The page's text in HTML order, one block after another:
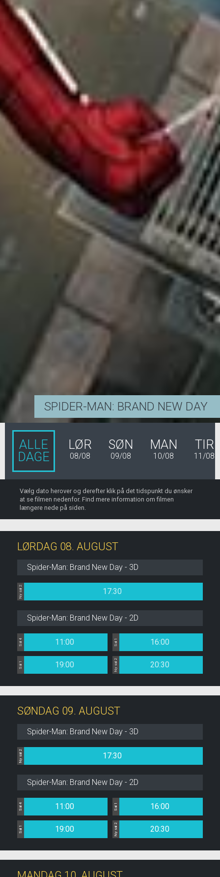
SPIDER-MAN: BRAND NEW DAY
ALLE
DAGE
LØR
08/08
SØN
09/08
MAN
10/08
TIR
11/08
Vælg dato herover og derefter klik på det tidspunkt du ønsker
at se filmen nedenfor. Find mere information om filmen
længere nede på siden.
LØRDAG 08. AUGUST
Spider-Man: Brand New Day - 3D
Ny sal 2 17:30
Spider-Man: Brand New Day - 2D
Sal 4 11:00 Sal 1 16:00
Sal 1 19:00 Ny sal 2 20:30
SØNDAG 09. AUGUST
Spider-Man: Brand New Day - 3D
Ny sal 2 17:30
Spider-Man: Brand New Day - 2D
Sal 4 11:00 Sal 1 16:00
Sal 1 19:00 Ny sal 2 20:30